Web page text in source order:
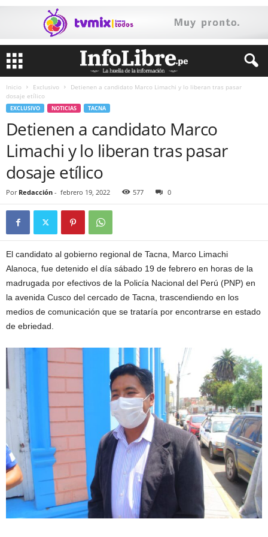
Inicio Exclusivo
Detienen a candidato Marco Limachi y lo liberan tras pasar
dosaje etílico
EXCLUSIVO NOTICIAS TACNA
Detienen a candidato Marco
Limachi y lo liberan tras pasar
dosaje etílico
Por Redacción - febrero 19, 2022 577 0
El candidato al gobierno regional de Tacna, Marco Limachi
Alanoca, fue detenido el día sábado 19 de febrero en horas de la
madrugada por efectivos de la Policía Nacional del Perú (PNP) en
la avenida Cusco del cercado de Tacna, trascendiendo en los
medios de comunicación que se trataría por encontrarse en estado
de ebriedad.